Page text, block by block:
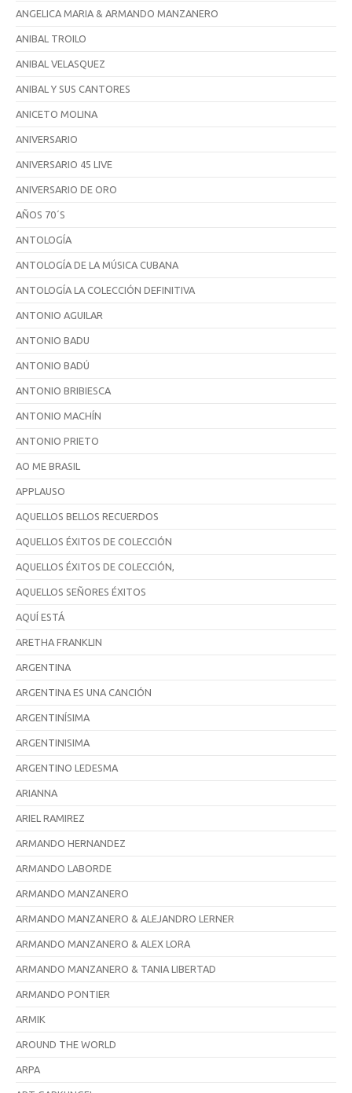
ANGELICA MARIA & ARMANDO MANZANERO
ANIBAL TROILO
ANIBAL VELASQUEZ
ANIBAL Y SUS CANTORES
ANICETO MOLINA
ANIVERSARIO
ANIVERSARIO 45 LIVE
ANIVERSARIO DE ORO
AÑOS 70´S
ANTOLOGÍA
ANTOLOGÍA DE LA MÚSICA CUBANA
ANTOLOGÍA LA COLECCIÓN DEFINITIVA
ANTONIO AGUILAR
ANTONIO BADU
ANTONIO BADÚ
ANTONIO BRIBIESCA
ANTONIO MACHÍN
ANTONIO PRIETO
AO ME BRASIL
APPLAUSO
AQUELLOS BELLOS RECUERDOS
AQUELLOS ÉXITOS DE COLECCIÓN
AQUELLOS ÉXITOS DE COLECCIÓN,
AQUELLOS SEÑORES ÉXITOS
AQUÍ ESTÁ
ARETHA FRANKLIN
ARGENTINA
ARGENTINA ES UNA CANCIÓN
ARGENTINÍSIMA
ARGENTINISIMA
ARGENTINO LEDESMA
ARIANNA
ARIEL RAMIREZ
ARMANDO HERNANDEZ
ARMANDO LABORDE
ARMANDO MANZANERO
ARMANDO MANZANERO & ALEJANDRO LERNER
ARMANDO MANZANERO & ALEX LORA
ARMANDO MANZANERO & TANIA LIBERTAD
ARMANDO PONTIER
ARMIK
AROUND THE WORLD
ARPA